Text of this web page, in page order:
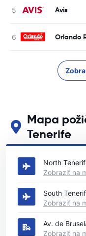
Avis
Orlando
Mapa
Tenerife
Pozrite si naše hlavné
North
Zobraziť na
South
Zobraziť na
Av. de
Zobraziť na